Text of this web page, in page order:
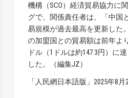
機構（SCO）経済貿易協力に
グで、関係責任者は、「中国
易規模が過去最高を更新した
の加盟国との貿易額は前年よ
ドル（1ドルは約147.3円）に
した。（編集JZ）
「人民網日本語版」2025年8月